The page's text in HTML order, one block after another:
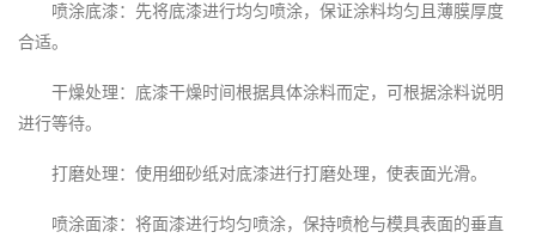
喷涂底漆：先将底漆进行均匀喷涂，保证涂料均匀且薄膜厚度
合适。
干燥处理：底漆干燥时间根据具体涂料而定，可根据涂料说明
进行等待。
打磨处理：使用细砂纸对底漆进行打磨处理，使表面光滑。
喷涂面漆：将面漆进行均匀喷涂，保持喷枪与模具表面的垂直